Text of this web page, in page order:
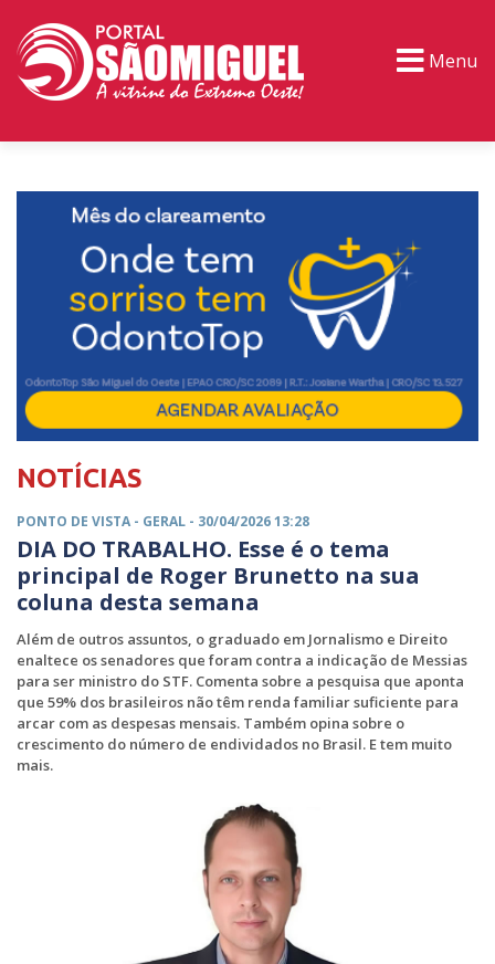
Menu
NOTÍCIAS
PONTO DE VISTA - GERAL - 30/04/2026 13:28
DIA DO TRABALHO. Esse é o tema
principal de Roger Brunetto na sua
coluna desta semana
Além de outros assuntos, o graduado em Jornalismo e Direito
enaltece os senadores que foram contra a indicação de Messias
para ser ministro do STF. Comenta sobre a pesquisa que aponta
que 59% dos brasileiros não têm renda familiar suficiente para
arcar com as despesas mensais. Também opina sobre o
crescimento do número de endividados no Brasil. E tem muito
mais.